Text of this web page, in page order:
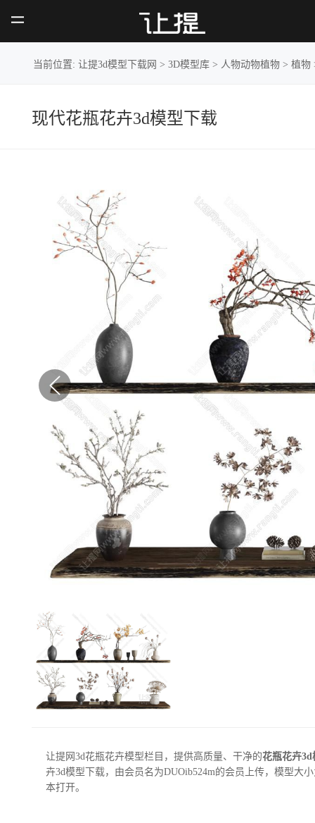
当前位置:让提3d模型下载网 >3D模型库 > 人物动物植物 >植物
现代花瓶花卉3d模型下载
让提网3d花瓶花卉模型栏目，提供高质量、干净的花瓶花卉3d
卉3d模型下载，由会员名为DUOib524m的会员上传，模型大
本打开。